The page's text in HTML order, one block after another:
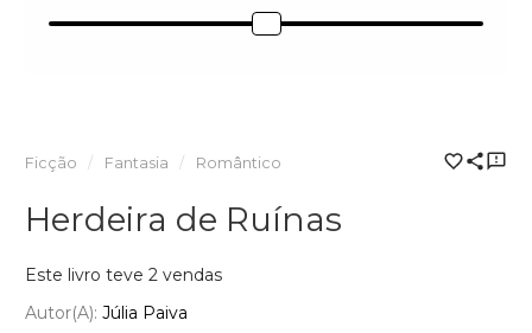
Ficção Fantasia Romântico
Herdeira de Ruínas
Este livro teve 2 vendas
Autor(a): Júlia Paiva